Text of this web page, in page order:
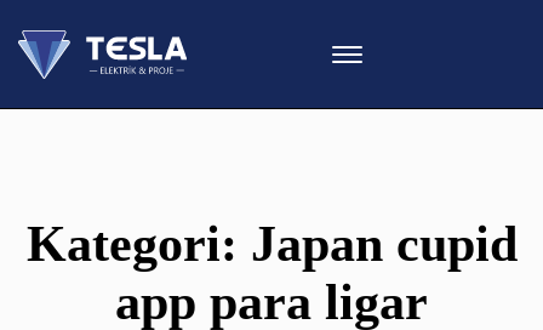
Kategori: Japan cupid
app para ligar